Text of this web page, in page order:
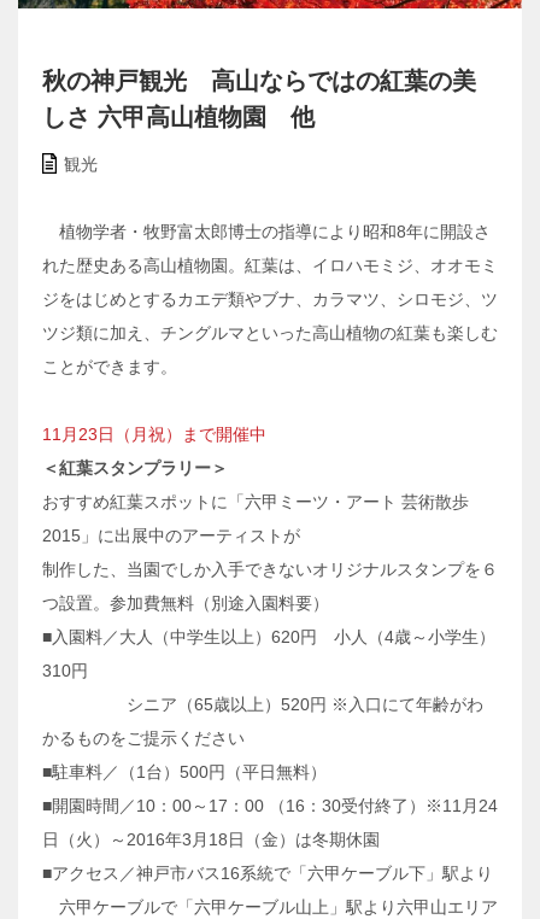
秋の神戸観光 高山ならではの紅葉の美
しさ 六甲高山植物園 他
観光
植物学者・牧野富太郎博士の指導により昭和8年に開設さ
れた歴史ある高山植物園。紅葉は、イロハモミジ、オオモミ
ジをはじめとするカエデ類やブナ、カラマツ、シロモジ、ツ
ツジ類に加え、チングルマといった高山植物の紅葉も楽しむ
ことができます。
11月23日（月祝）まで開催中
＜紅葉スタンプラリー＞
おすすめ紅葉スポットに「六甲ミーツ・アート 芸術散歩
2015」に出展中のアーティストが
制作した、当園でしか入手できないオリジナルスタンプを６
つ設置。参加費無料（別途入園料要）
■入園料／大人（中学生以上）620円 小人（4歳～小学生）
310円
シニア（65歳以上）520円 ※入口にて年齢がわ
かるものをご提示ください
■駐車料／（1台）500円（平日無料）
■開園時間／10：00～17：00 （16：30受付終了）※11月24
日（火）～2016年3月18日（金）は冬期休園
■アクセス／神戸市バス16系統で「六甲ケーブル下」駅より
六甲ケーブルで「六甲ケーブル山上」駅より六甲山エリア